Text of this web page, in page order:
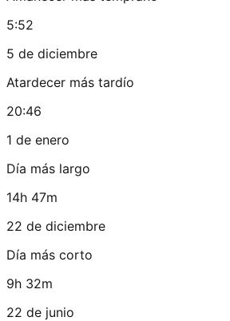
5:52
5 de diciembre
Atardecer más tardío
20:46
1 de enero
Día más largo
14h 47m
22 de diciembre
Día más corto
9h 32m
22 de junio